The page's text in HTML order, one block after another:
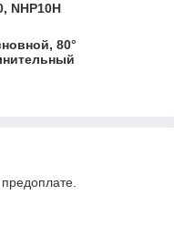
NHP10H
80°